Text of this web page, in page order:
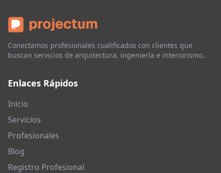
Conectamos profesionales cualificados con clientes que
buscan servicios de arquitectura, ingeniería e interiorismo.
Enlaces Rápidos
Inicio
Servicios
Profesionales
Blog
Registro Profesional